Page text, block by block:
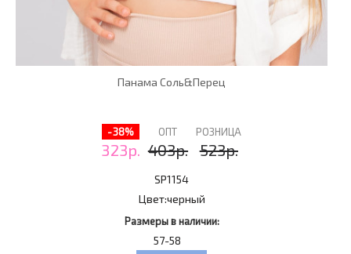
Панама Соль&Перец
-38%
323р.
ОПТ
403р.
РОЗНИЦА
523р.
SP1154
Цвет:черный
Размеры в наличии:
57-58